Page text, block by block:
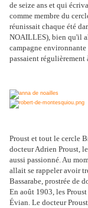
de seize ans et qui
comme membre du
réunissait chaque été
NOAILLES), bien qu'il
campagne environnante
passaient
Proust et tout le cercle
docteur Adrien Proust,
aussi passionné. Au
allait se rappeler avoir
Bassarabe, prostrée de
En août 1903, les
Évian. Le docteur